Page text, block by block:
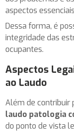
aspectos
Dessa forma, é
integridade das
ocupantes.
Aspectos
ao Laudo
Além de contribuir
laudo patologia
do ponto de vista